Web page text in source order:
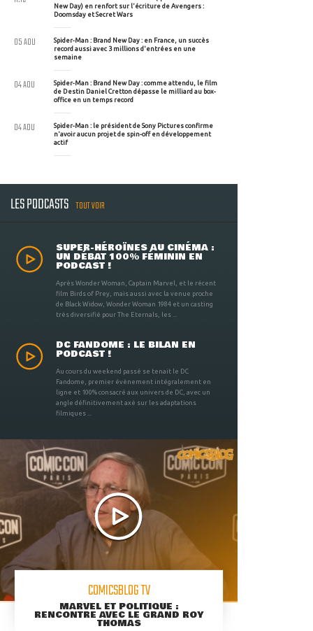
New Day) en renfort sur l'écriture de Avengers :
Doomsday et Secret Wars
Spider-Man : Brand New Day : en France, un succès
record aussi avec 3 millions d'entrées en une
semaine
05 AOU
Spider-Man : Brand New Day : comme attendu, le film
de Destin Daniel Cretton dépasse le milliard au box-
office en un temps record
04 AOU
Spider-Man : le président de Sony Pictures confirme
n'avoir aucun projet de spin-off en développement
actif
04 AOU
LES PODCASTS TOUT VOIR
SUPER-HÉROÏNES AU CINÉMA :
UN DÉBAT 100% FÉMININ EN
PODCAST !
Après Wonder Woman, Captain Marvel, et le récent
film Birds of Prey, mais aussi avec la venue proche
de Black Widow, Wonder Woman 1984 et un casting
très diversifié pour The Eternals, les ...
DC FANDOME : LE BILAN EN
PODCAST !
Au cours du weekend passé se tenait le DC
Fandome, premier évènement intégralement en
ligne et 100% consacré aux univers de DC, avec un
angle définitivement axé sur les adaptations
filmiques ...
COMICSBLOG TV
MARVEL ET POLITIQUE :
RENCONTRE AVEC LE GRAND ROY
THOMAS